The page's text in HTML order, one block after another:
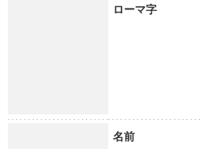
ローマ字
名前